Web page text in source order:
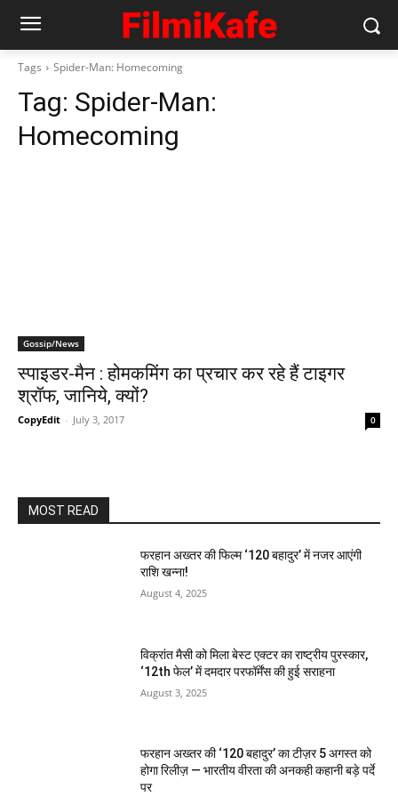
Tags Spider-Man: Homecoming
Tag: Spider-Man:
Homecoming
Gossip/News
स्‍पाइडर-मैन : होमकमिंग का प्रचार कर रहे हैं टाइगर
श्रॉफ, जानिये, क्‍यों?
CopyEdit - July 3, 2017 0
MOST READ
फरहान अख्तर की फिल्म ‘120 बहादुर’ में नजर आएंगी
राशि खन्ना!
August 4, 2025
विक्रांत मैसी को मिला बेस्ट एक्टर का राष्ट्रीय पुरस्कार,
‘12th फेल’ में दमदार परफॉर्मेंस की हुई सराहना
August 3, 2025
फरहान अख्तर की ‘120 बहादुर’ का टीज़र 5 अगस्त को
होगा रिलीज़ — भारतीय वीरता की अनकही कहानी बड़े पर्दे
पर